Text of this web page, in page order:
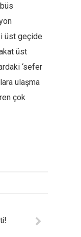
üst geçide
üst
‘sefer
ulaşma
çok